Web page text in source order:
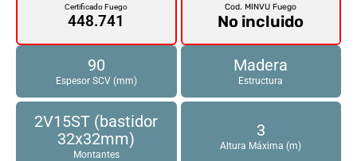
Certificado Fuego
448.741
Cod. MINVU Fuego
No incluido
90
Espesor SCV (mm)
Madera
Estructura
2V15ST (bastidor
32x32mm)
Montantes
3
Altura Máxima (m)